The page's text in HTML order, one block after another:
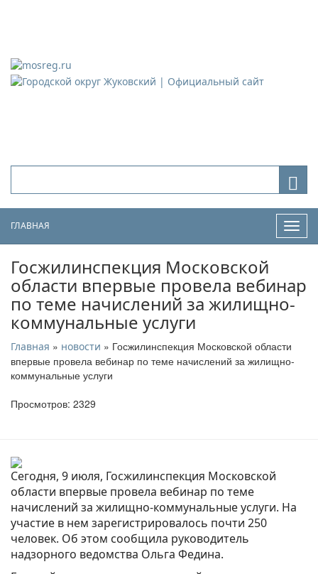
ГЛАВНАЯ
Госжилинспекция Московской
области впервые провела вебинар
по теме начислений за жилищно-
коммунальные услуги
Главная » новости » Госжилинспекция Московской области
впервые провела вебинар по теме начислений за жилищно-
коммунальные услуги
Просмотров: 2329
Сегодня, 9 июля, Госжилинспекция Московской
области впервые провела вебинар по теме
начислений за жилищно-коммунальные услуги. На
участие в нем зарегистрировалось почти 250
человек. Об этом сообщила руководитель
надзорного ведомства Ольга Федина.